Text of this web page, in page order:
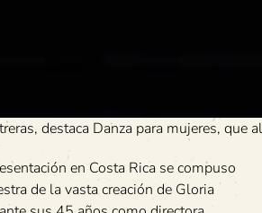
destaca Danza para mujeres,
en Costa Rica se compuso
de la vasta creación de Gloria